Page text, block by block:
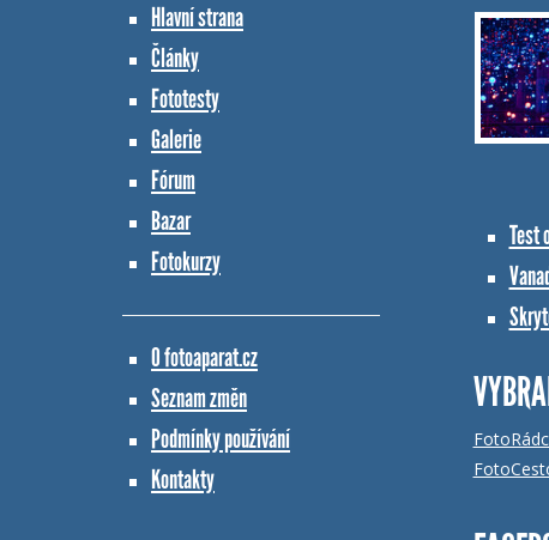
Hlavní strana
Články
Fototesty
Galerie
Fórum
Bazar
Fotokurzy
O fotoaparat.cz
Seznam změn
Podmínky používání
Kontakty
Test